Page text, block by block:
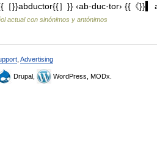
}}abductor{{］}} ‹ab·duc·tor› {{《
actual con sinónimos y antónimos
Advertising
Drupal, WordPress, MODx.